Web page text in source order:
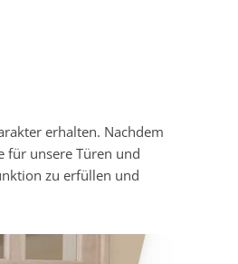
erhalten. Nachdem
für unsere Türen und
zu erfüllen und